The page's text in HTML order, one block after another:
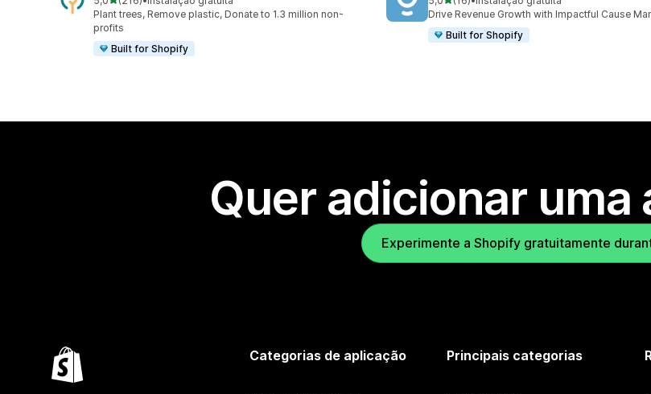
216 total de avaliações
Plant trees, Remove plastic, Donate to 1.3 million non-
profits
Built for Shopify
16 total de avaliações
Drive Revenue Growth with Impactful Cause
Built for Shopify
Quer adicionar uma
Experimente a Shopify gratuitamente
Categorias de aplicação Principais categorias